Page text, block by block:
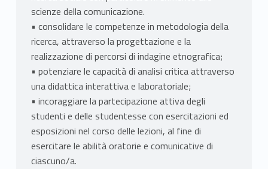
scienze della comunicazione.
• consolidare le competenze in metodologia della
ricerca, attraverso la progettazione e la
realizzazione di percorsi di indagine etnografica;
• potenziare le capacità di analisi critica attraverso
una didattica interattiva e laboratoriale;
• incoraggiare la partecipazione attiva degli
studenti e delle studentesse con esercitazioni ed
esposizioni nel corso delle lezioni, al fine di
esercitare le abilità oratorie e comunicative di
ciascuno/a.